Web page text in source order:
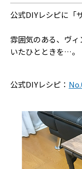
公式DIYレシピに「
雰囲気のある、ヴ
いたひとときを…。
公式DIYレシピ：